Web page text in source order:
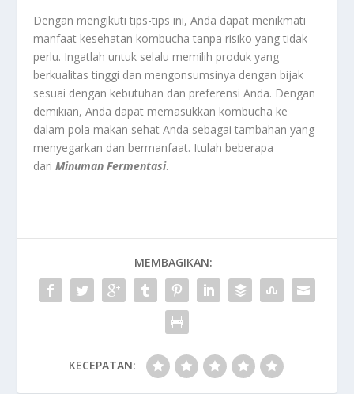
Dengan mengikuti tips-tips ini, Anda dapat menikmati
manfaat kesehatan kombucha tanpa risiko yang tidak
perlu. Ingatlah untuk selalu memilih produk yang
berkualitas tinggi dan mengonsumsinya dengan bijak
sesuai dengan kebutuhan dan preferensi Anda. Dengan
demikian, Anda dapat memasukkan kombucha ke
dalam pola makan sehat Anda sebagai tambahan yang
menyegarkan dan bermanfaat. Itulah beberapa
dariMinuman Fermentasi.
MEMBAGIKAN:
KECEPATAN: